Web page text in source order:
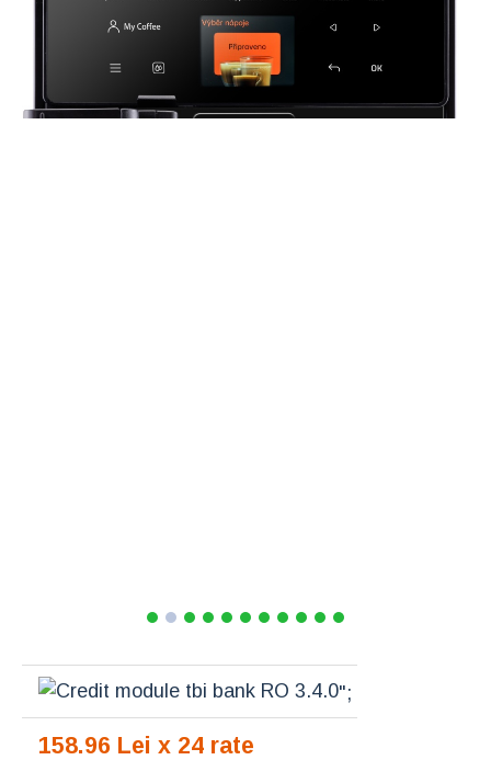
";
158.96 Lei x 24 rate